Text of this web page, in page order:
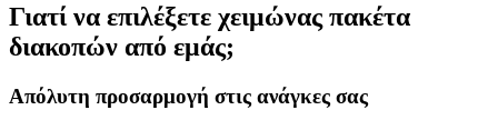
Γιατί να επιλέξετε χειμώνας πακέτα
διακοπών από εμάς;
Απόλυτη προσαρμογή στις ανάγκες σας